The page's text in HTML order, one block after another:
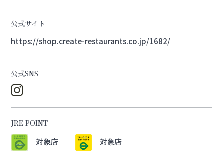
公式サイト
https://shop.create-restaurants.co.jp/1682/
公式SNS
JRE POINT
対象店 対象店